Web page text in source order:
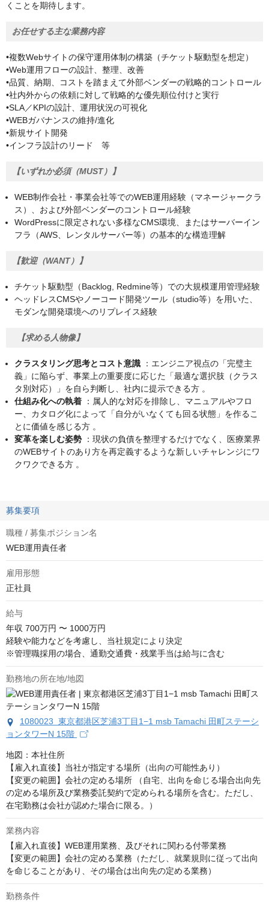
くことを期待します。
お任せする主な業務内容
•複数Webサイトの保守運用体制の構築（チケット駆動型を想定）
•Web運用フローの設計、整理、改善
•品質、納期、コストを踏まえて外部ベンダーの戦略的コントロール
•社内外からの依頼に対して戦略的な優先順位付けと実行
•SLA／KPIの設計、運用状況の可視化
•WEBガバナンスの維持/進化
•新規サイト開発
•インフラ設計のリード 等
【いずれか必須（MUST）】
WEB制作会社・事業会社等でのWEB運用経験（マネージャークラ
ス）、および外部ベンダーのコントロール経験
WordPressに限定されない多様なCMS環境、またはサーバーイン
フラ（AWS、レンタルサーバー等）の基本的な構造理解
【歓迎（WANT）】
チケット駆動型（Backlog, Redmine等）での大規模運用管理経験
ヘッドレスCMSやノーコード開発ツール（studio等）を用いた、
モダンな開発環境へのリプレイス経験
【求める人物像】
クラスタリング思考とコスト意識 ：エンジニア視点の「完璧主
義」に陥らず、事業上の重要度に応じた「最適な選択肢（クラス
タ別対応）」を自ら判断し、社内に提示できる方 。
仕組み化への執着 ：属人的な対応を排除し、マニュアルやフロ
ー、カタログ化によって「自分がいなくても回る状態」を作るこ
とに価値を感じる方 。
変革を楽しむ姿勢 ：現状の負債を整理するだけでなく、医療業界
のWEBサイトのあり方を再定義するような新しいチャレンジにワ
クワクできる方 。
募集要項
職種 / 募集ポジション名
WEB運用責任者
雇用形態
正社員
給与
年収 700万円 〜 1000万円
経験や能力などを考慮し、当社規定により決定
※管理職採用の場合、通勤交通費・残業手当は給与に含む
勤務地の所在地/地図
1080023 東京都港区芝浦3丁目1−1 msb Tamachi 田町ステーシ
ョンタワーN 15階
地図：本社住所
【雇入れ直後】当社が指定する場所（出向の可能性あり）
【変更の範囲】会社の定める場所 （自宅、出向を命じる場合出向先
の定める場所及び業務委託契約で定められる場所を含む。ただし、
在宅勤務は会社が認めた場合に限る。）
業務内容
【雇入れ直後】WEB運用業務、及びそれに関わる付帯業務
【変更の範囲】会社の定める業務（ただし、就業規則に従って出向
を命じることがあり、その場合は出向先の定める業務）
勤務条件